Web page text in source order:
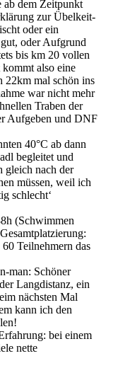
ab dem Zeitpunkt
zur Übelkeit-
oder ein
oder Aufgrund
bis km 20 vollen
also eine
22km mal schön ins
war nicht mehr
Traben der
Aufgeben und DNF
40°C ab dann
begleitet und
gleich nach der
müssen, weil ich
schlecht‘
(Schwimmen
Teilnehmern das
man: Schöner
Langdistanz, ein
nächsten Mal
kann ich den
bei einem
nette